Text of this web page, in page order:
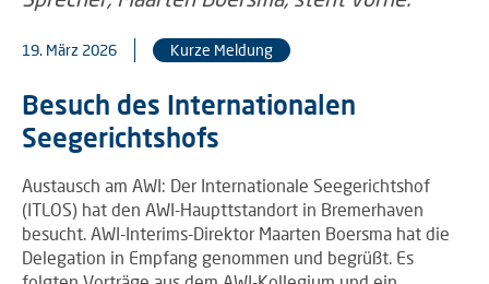
19. März 2026 Kurze Meldung
Besuch des Internationalen
Seegerichtshofs
Austausch am AWI: Der Internationale Seegerichtshof
(ITLOS) hat den AWI-Haupttstandort in Bremerhaven
besucht. AWI-Interims-Direktor Maarten Boersma hat die
Delegation in Empfang genommen und begrüßt. Es